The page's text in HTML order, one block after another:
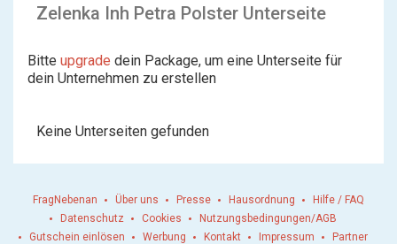
Zelenka Inh Petra Polster Unterseite
Bitte upgrade dein Package, um eine Unterseite für
dein Unternehmen zu erstellen
Keine Unterseiten gefunden
FragNebenan Über uns Presse Hausordnung
Hilfe / FAQ
Datenschutz
Cookies
Nutzungsbedingungen/AGB
Gutschein einlösen
Werbung Kontakt Impressum Partner